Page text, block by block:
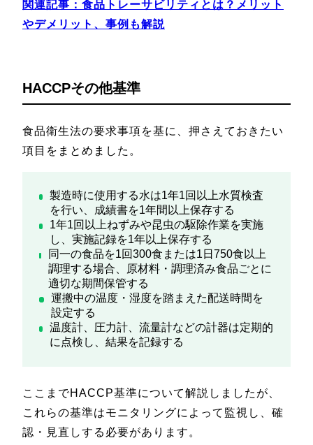
関連記事： 食品トレーサビリティとは？メリット
やデメリット、事例も解説
HACCPその他基準
食品衛生法の要求事項を基に、押さえておきたい
項目をまとめました。
製造時に使用する水は1年1回以上水質検査
を行い、成績書を1年間以上保存する
1年1回以上ねずみや昆虫の駆除作業を実施
し、実施記録を1年以上保存する
同一の食品を1回300食または1日750食以上
調理する場合、原材料・調理済み食品ごとに
適切な期間保管する
運搬中の温度・湿度を踏まえた配送時間を
設定する
温度計、圧力計、流量計などの計器は定期的
に点検し、結果を記録する
ここまでHACCP基準について解説しましたが、
これらの基準はモニタリングによって監視し、確
認・見直しする必要があります。